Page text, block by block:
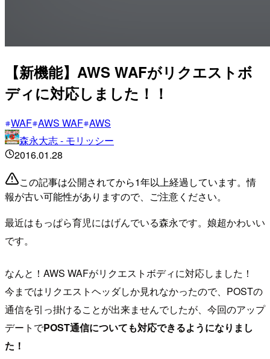
【新機能】AWS WAFがリクエストボ
ディに対応しました！！
WAF AWS WAF AWS
森永大志 - モリッシー
2016.01.28
この記事は公開されてから1年以上経過しています。情
報が古い可能性がありますので、ご注意ください。
最近はもっぱら育児にはげんでいる森永です。娘超かわいい
です。
なんと！AWS WAFがリクエストボディに対応しました！
今まではリクエストヘッダしか見れなかったので、POSTの
通信を引っ掛けることが出来ませんでしたが、今回のアップ
デートでPOST通信についても対応できるようになりまし
た！